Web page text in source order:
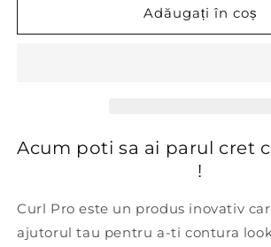
Pro
Curl
Pro
Adăugați în coș
Acum poti sa ai parul cret
!
Curl Pro este un produs inovativ
ajutorul tau pentru a-ti contura